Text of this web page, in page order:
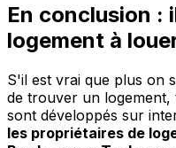
En conclusion :
logement à
S'il est vrai que plus on
de trouver un logement,
sont développés sur
les propriétaires de